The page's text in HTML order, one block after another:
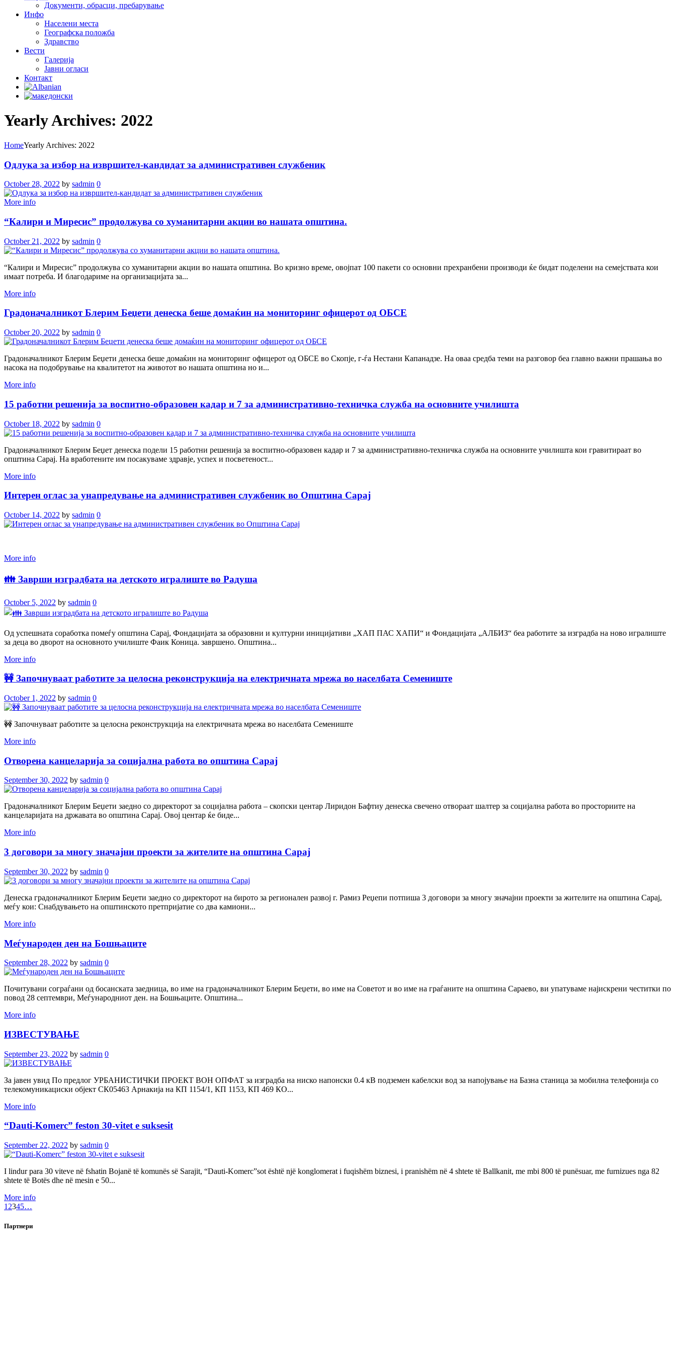
Документи, обрасци, пребарување
Инфо
Населени места
Географска положба
Здравство
Вести
Галеријa
Јавни огласи
Контакт
Yearly Archives: 2022
HomeYearly Archives: 2022
Одлука за избор на извршител-кандидат за административен службеник
October 28, 2022 by sadmin 0
More info
“Калири и Миресис” продолжува со хуманитарни акции во нашата општина.
October 21, 2022 by sadmin 0
“Калири и Миресис” продолжува со хуманитарни акции во нашата општина. Во кризно време, овојпат 100 пакети со основни прехранбени производи ќе бидат поделени на семејствата кои
имаат потреба. И благодариме на организацијата за...
More info
Градоначалникот Блерим Беџети денеска беше домаќин на мониторинг офицерот од ОБСЕ
October 20, 2022 by sadmin 0
Градоначалникот Блерим Беџети денеска беше домаќин на мониторинг офицерот од ОБСЕ во Скопје, г-ѓа Нестани Капанадзе. На оваа средба теми на разговор беа главно важни прашања во
насока на подобрување на квалитетот на животот во нашата општина но и...
More info
15 работни решенија за воспитно-образовен кадар и 7 за административно-техничка служба на основните училишта
October 18, 2022 by sadmin 0
Градоначалникот Блерим Беџет денеска подели 15 работни решенија за воспитно-образовен кадар и 7 за административно-техничка служба на основните училишта кои гравитираат во
општина Сарај. На вработените им посакуваме здравје, успех и посветеност...
More info
Интерен оглас за унапредување на административен службеник во Општина Сарај
October 14, 2022 by sadmin 0
More info
👪 Заврши изградбата на детското игралиште во Радуша
October 5, 2022 by sadmin 0
Од успешната соработка помеѓу општина Сарај, Фондацијата за образовни и културни иницијативи „ХАП ПАС ХАПИ“ и Фондацијата „АЛБИЗ“ беа работите за изградба на ново игралиште
за деца во дворот на основното училиште Фаик Коница. завршено. Општина...
More info
🚧 Започнуваат работите за целосна реконструкција на електричната мрежа во населбата Семениште
October 1, 2022 by sadmin 0
🚧 Започнуваат работите за целосна реконструкција на електричната мрежа во населбата Семениште
More info
Отворена канцеларија за социјална работа во општина Сарај
September 30, 2022 by sadmin 0
Градоначалникот Блерим Беџети заедно со директорот за социјална работа – скопски центар Лиридон Бафтиу денеска свечено отвораат шалтер за социјална работа во просториите на
канцеларијата на државата во општина Сарај. Овој центар ќе биде...
More info
3 договори за многу значајни проекти за жителите на општина Сарај
September 30, 2022 by sadmin 0
Денеска градоначалникот Блерим Беџети заедно со директорот на бирото за регионален развој г. Рамиз Реџепи потпиша 3 договори за многу значајни проекти за жителите на општина Сарај,
меѓу кои: Снабдувањето на општинското претпријатие со два камиони...
More info
Меѓународен ден на Бошњаците
September 28, 2022 by sadmin 0
Почитувани сограѓани од босанската заедница, во име на градоначалникот Блерим Беџети, во име на Советот и во име на граѓаните на општина Сараево, ви упатуваме најискрени честитки по
повод 28 септември, Меѓународниот ден. на Бошњаците. Општина...
More info
ИЗВЕСТУВАЊЕ
September 23, 2022 by sadmin 0
За јавен увид По предлог УРБАНИСТИЧКИ ПРОЕКТ ВОН ОПФАТ за изградба на ниско напонски 0.4 кВ подземен кабелски вод за напојување на Базна станица за мобилна телефонија со
телекомуникациски објект СК05463 Арнакија на КП 1154/1, КП 1153, КП 469 КО...
More info
“Dauti-Komerc” feston 30-vitet e suksesit
September 22, 2022 by sadmin 0
I lindur para 30 viteve në fshatin Bojanë të komunës së Sarajit, “Dauti-Komerc”sot është një konglomerat i fuqishëm biznesi, i pranishëm në 4 shtete të Ballkanit, me mbi 800 të punësuar, me furnizues nga 82
shtete të Botës dhe në mesin e 50...
More info
1 2345…
Партнери